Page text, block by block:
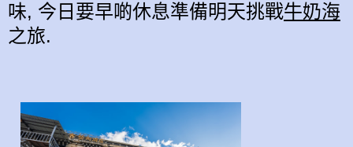
味, 今日要早啲休息準備明天挑戰牛奶海
之旅.